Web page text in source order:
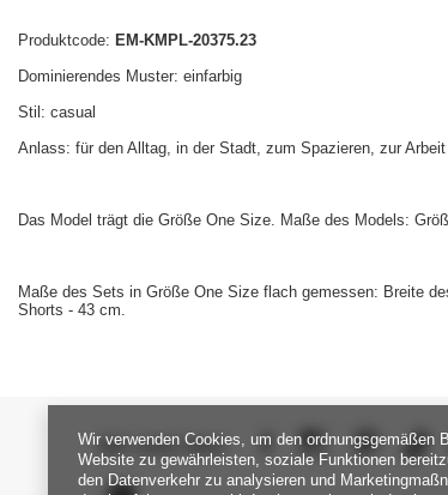
Produktcode: EM-KMPL-20375.23
Dominierendes Muster: einfarbig
Stil: casual
Anlass: für den Alltag, in der Stadt, zum Spazieren, zur Arbeit
Das Model trägt die Größe One Size. Maße des Models:
Maße des Sets in Größe One Size flach gemessen: Breite
Shorts - 43 cm.
SEI UNS NAH
Wir verwenden Cookies, um den ordnungsgemäßen
Website zu gewährleisten, soziale Funktionen
den Datenverkehr zu analysieren und